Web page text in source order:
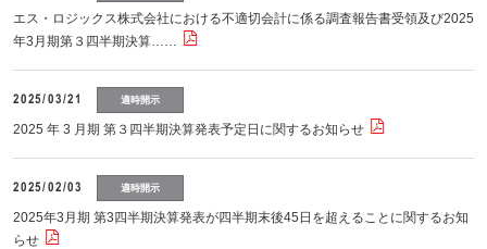
エス・ロジックス株式会社における不適切会計に係る調査報告書受領及び2025
年3月期第３四半期決算……
2025/03/21 適時開示
2025 年 3 月期 第３四半期決算発表予定日に関するお知らせ
2025/02/03 適時開示
2025年3月期 第3四半期決算発表が四半期末後45日を超えることに関するお知
らせ